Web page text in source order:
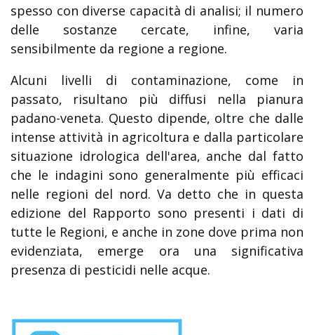
spesso con diverse capacità di analisi; il numero
delle sostanze cercate, infine, varia
sensibilmente da regione a regione.
Alcuni livelli di contaminazione, come in
passato, risultano più diffusi nella pianura
padano-veneta. Questo dipende, oltre che dalle
intense attività in agricoltura e dalla particolare
situazione idrologica dell'area, anche dal fatto
che le indagini sono generalmente più efficaci
nelle regioni del nord. Va detto che in questa
edizione del Rapporto sono presenti i dati di
tutte le Regioni, e anche in zone dove prima non
evidenziata, emerge ora una significativa
presenza di pesticidi nelle acque.